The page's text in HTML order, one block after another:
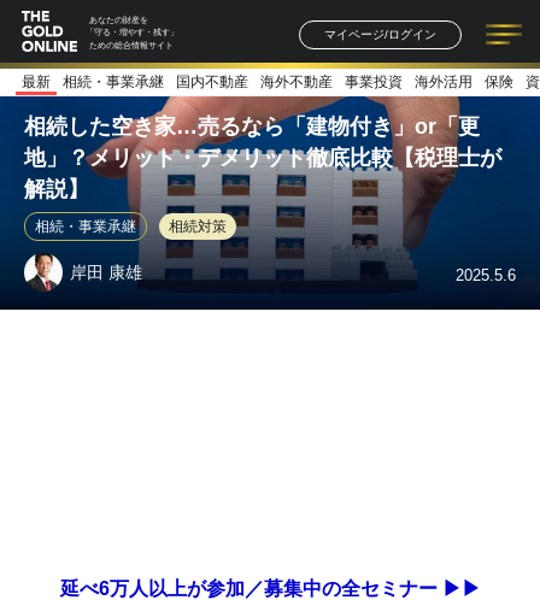
あなたの財産を
「守る・増やす・残す」
ための総合情報サイト
マイページ/ログイン
記事一覧 連載一覧
著者一覧 書籍一覧
最新 相続・事業承継 国内不動産 海外不動産 事業投資 海外活用 保険
相続した空き家…売るなら「建物付き」or「更
地」？メリット・デメリット徹底比較【税理士が
解説】
相続・事業承継 相続対策
岸田 康雄 2025.5.6
延べ6万人以上が参加／募集中の全セミナー ▶▶